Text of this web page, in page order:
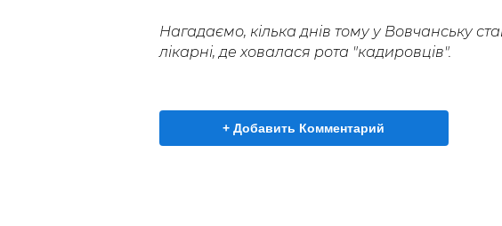
Нагадаємо, кілька днів тому у Вовчанську
лікарні, де ховалася рота "кадировців".
+ Добавить Комментарий